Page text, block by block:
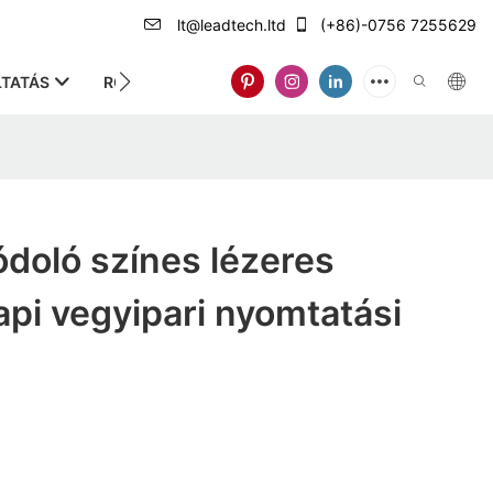
lt@leadtech.ltd (+86)-0756 7255629
RÓLUNK
színes lézeres
vegyipari nyomtatási